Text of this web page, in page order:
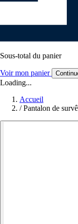
Sous-total du panier
Voir mon panier
Loading...
Accueil
/ Pantalon de